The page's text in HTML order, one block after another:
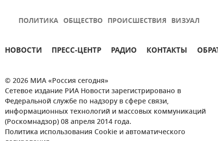
ПОЛИТИКА ОБЩЕСТВО ПРОИСШЕСТВИЯ ВИЗУАЛ
НОВОСТИ ПРЕСС-ЦЕНТР РАДИО КОНТАКТЫ
© 2026 МИА «Россия сегодня»
Сетевое издание РИА Новости зарегистрировано в
Федеральной службе по надзору в сфере связи,
информационных технологий и массовых коммуникаций
(Роскомнадзор) 08 апреля 2014 года.
Политика использования Cookie и автоматического